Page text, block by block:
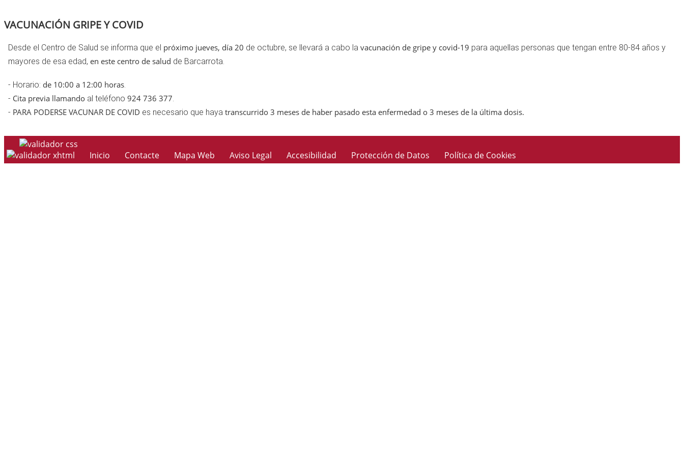
VACUNACIÓN GRIPE Y COVID
Desde el Centro de Salud se informa que el próximo jueves, día 20 de octubre, se llevará a cabo la vacunación de gripe y covid-19 para aquellas personas que tengan entre 80-84 años y
mayores de esa edad, en este centro de salud de Barcarrota.
- Horario: de 10:00 a 12:00 horas.
- Cita previa llamando al teléfono 924 736 377.
- PARA PODERSE VACUNAR DE COVID es necesario que haya transcurrido 3 meses de haber pasado esta enfermedad o 3 meses de la última dosis.
Inicio Contacte Mapa Web Aviso Legal Accesibilidad Protección de Datos Política de Cookies